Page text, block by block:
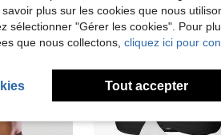
plus sur les cookies que nous
sélectionner "Gérer les cookies". Pour
que nous collectons, cliquez ici pour
Tout accepter